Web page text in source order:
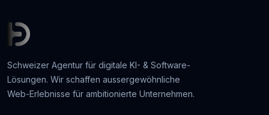
Schweizer Agentur für digitale KI- & Software-
Lösungen. Wir schaffen aussergewöhnliche
Web-Erlebnisse für ambitionierte Unternehmen.